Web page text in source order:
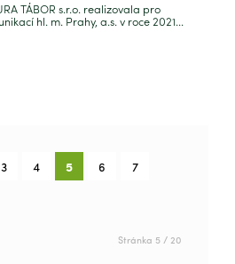
TÁBOR s.r.o. realizovala pro
hl. m. Prahy, a.s. v roce 2021...
3 4 5 6
7
Stránka 5 / 20